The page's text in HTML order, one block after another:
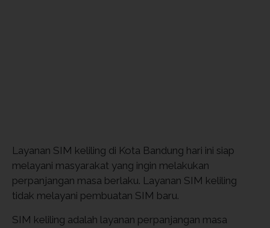
Layanan SIM keliling di Kota Bandung hari ini siap
melayani masyarakat yang ingin melakukan
perpanjangan masa berlaku. Layanan SIM keliling
tidak melayani pembuatan SIM baru.
SIM keliling adalah layanan perpanjangan masa